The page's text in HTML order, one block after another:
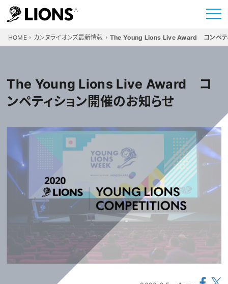
HOME カンヌライオンズ最新情報 The Young Lions Live Award コンペテ
The Young Lions Live Award コ
ンペティション開催のお知らせ